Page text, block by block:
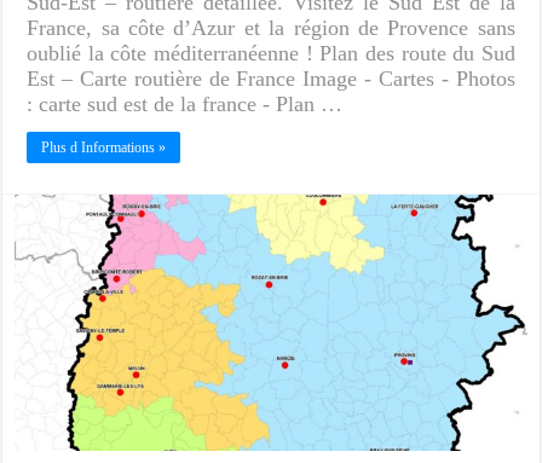
France, sa côte d’Azur et la région de Provence sans
oublié la côte méditerranéenne ! Plan des route du Sud
Est – Carte routière de France Image - Cartes - Photos
: carte sud est de la france - Plan …
Plus d Informations »